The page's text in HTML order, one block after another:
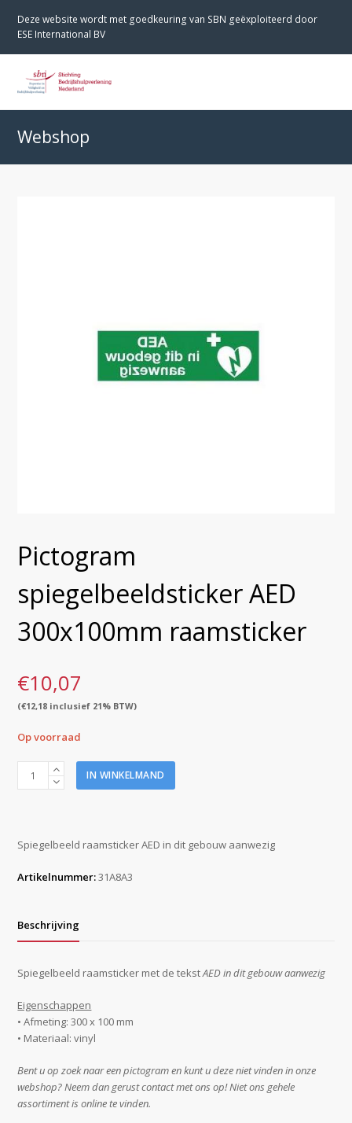
Deze website wordt met goedkeuring van SBN geëxploiteerd door
ESE International BV
Webshop
Pictogram
spiegelbeeldsticker AED
300x100mm raamsticker
€10,07
(€12,18 inclusief 21% BTW)
Op voorraad
Pictogram
spiegelbeeldsticker
aantal
IN WINKELMAND
Spiegelbeeld raamsticker AED in dit gebouw aanwezig
Artikelnummer:31A8A3
Beschrijving
Spiegelbeeld raamsticker met de tekstAED in dit gebouw aanwezig
Eigenschappen
• Afmeting: 300 x 100 mm
• Materiaal: vinyl
Bent u op zoek naar een pictogram en kunt u deze niet vinden in onze
webshop? Neem dan gerust contact met ons op! Niet ons gehele
assortiment is online te vinden.